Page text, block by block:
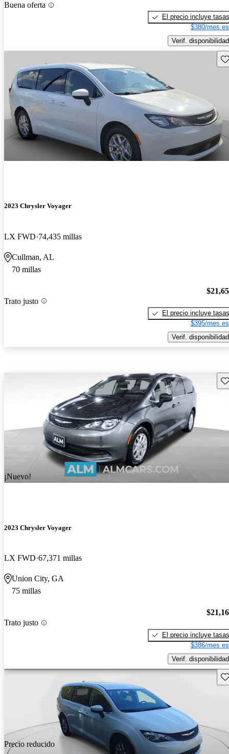
Buena oferta
El precio incluye tasas
$380/mes
Verif. disponibilidad
2023 Chrysler Voyager
LX FWD 74,435 millas
Cullman, AL
70 millas
Trato justo
El precio incluye tasas
$395/mes
Verif. disponibilidad
¡Nuevo!
2023 Chrysler Voyager
LX FWD 67,371 millas
Union City, GA
75 millas
Trato justo
El precio incluye tasas
$386/mes
Verif. disponibilidad
Precio reducido